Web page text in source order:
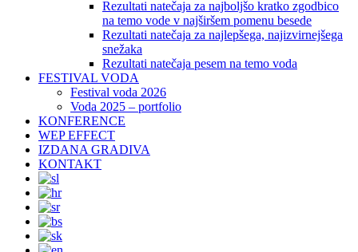
Rezultati natečaja za najboljšo kratko zgodbico
na temo vode v najširšem pomenu besede
Rezultati natečaja za najlepšega, najizvirnejšega
snežaka
Rezultati natečaja pesem na temo voda
FESTIVAL VODA
Festival voda 2026
Voda 2025 – portfolio
KONFERENCE
WEP EFFECT
IZDANA GRADIVA
KONTAKT